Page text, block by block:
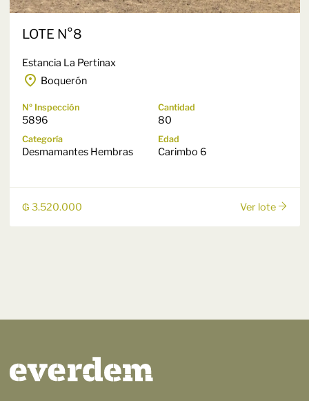
LOTE N°8
Estancia La Pertinax
Boquerón
Nº Inspección
5896
Cantidad
80
Categoría
Desmamantes Hembras
Edad
Carimbo 6
₲ 3.520.000 Ver lote